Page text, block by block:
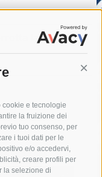
e tecnologie
la fruizione dei
tuo consenso, per
i tuoi dati per le
e/o accedervi,
creare profili per
la selezione di
la linea Eav
arresto
capri
carabinieri